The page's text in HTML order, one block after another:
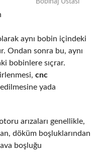
Bobinaj Ustası
aynı bobin içindeki
Ondan sonra bu, aynı
bobinlere sıçrar.
cnc
yada
arızaları genellikle,
döküm boşluklarından
boşluğu